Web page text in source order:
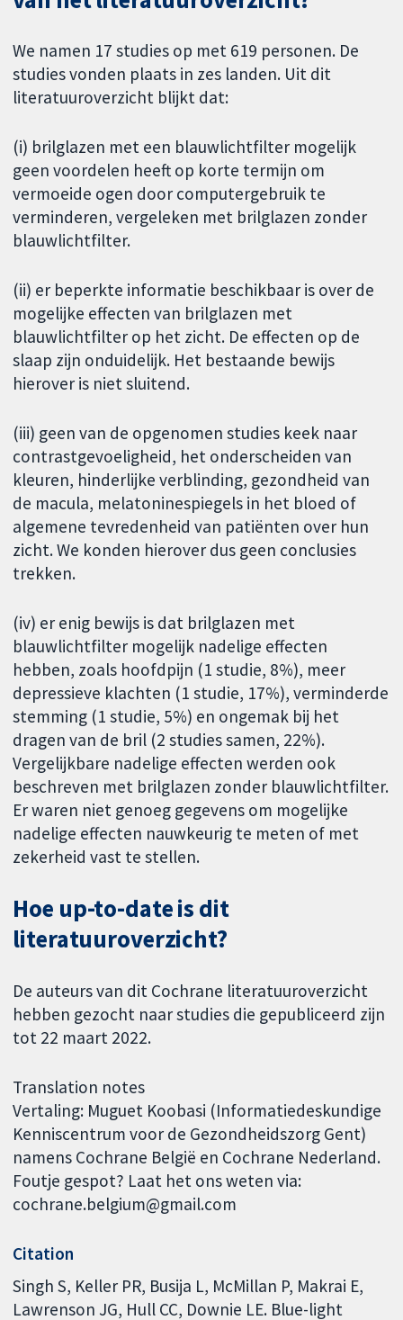
We namen 17 studies op met 619 personen. De
studies vonden plaats in zes landen. Uit dit
literatuuroverzicht blijkt dat:
(i) brilglazen met een blauwlichtfilter mogelijk
geen voordelen heeft op korte termijn om
vermoeide ogen door computergebruik te
verminderen, vergeleken met brilglazen zonder
blauwlichtfilter.
(ii) er beperkte informatie beschikbaar is over de
mogelijke effecten van brilglazen met
blauwlichtfilter op het zicht. De effecten op de
slaap zijn onduidelijk. Het bestaande bewijs
hierover is niet sluitend.
(iii) geen van de opgenomen studies keek naar
contrastgevoeligheid, het onderscheiden van
kleuren, hinderlijke verblinding, gezondheid van
de macula, melatoninespiegels in het bloed of
algemene tevredenheid van patiënten over hun
zicht. We konden hierover dus geen conclusies
trekken.
(iv) er enig bewijs is dat brilglazen met
blauwlichtfilter mogelijk nadelige effecten
hebben, zoals hoofdpijn (1 studie, 8%), meer
depressieve klachten (1 studie, 17%), verminderde
stemming (1 studie, 5%) en ongemak bij het
dragen van de bril (2 studies samen, 22%).
Vergelijkbare nadelige effecten werden ook
beschreven met brilglazen zonder blauwlichtfilter.
Er waren niet genoeg gegevens om mogelijke
nadelige effecten nauwkeurig te meten of met
zekerheid vast te stellen.
Hoe up-to-date is dit
literatuuroverzicht?
De auteurs van dit Cochrane literatuuroverzicht
hebben gezocht naar studies die gepubliceerd zijn
tot 22 maart 2022.
Translation notes
Vertaling: Muguet Koobasi (Informatiedeskundige
Kenniscentrum voor de Gezondheidszorg Gent)
namens Cochrane België en Cochrane Nederland.
Foutje gespot? Laat het ons weten via:
cochrane.belgium@gmail.com
Citation
Singh S, Keller PR, Busija L, McMillan P, Makrai E,
Lawrenson JG, Hull CC, Downie LE. Blue-light